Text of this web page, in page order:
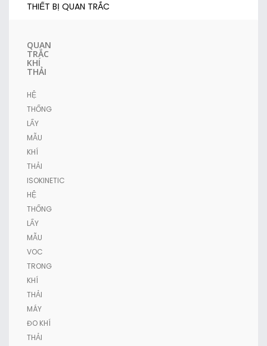
THIẾT BỊ QUAN TRẮC
QUAN
TRẮC
KHÍ
THẢI
HỆ
THỐNG
LẤY
MẪU
KHÍ
THẢI
ISOKINETIC
HỆ
THỐNG
LẤY
MẪU
VOC
TRONG
KHÍ
THẢI
MÁY
ĐO KHÍ
THẢI